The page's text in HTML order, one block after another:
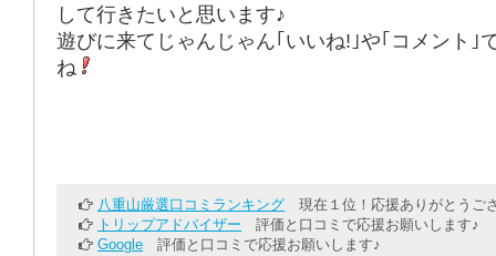
して行きたいと思います♪
遊びに来てじゃんじゃん｢いいね!｣や｢コメント｣
ね
八重山厳選口コミランキング 現在１位！応援ありがとうご
トリップアドバイザー 評価と口コミで応援お願いします♪
Google 評価と口コミで応援お願いします♪